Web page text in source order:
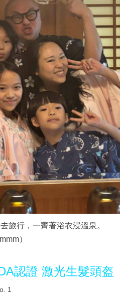
旅行，一齊著浴衣浸溫泉。
）
認證 激光生髮頭盔
1